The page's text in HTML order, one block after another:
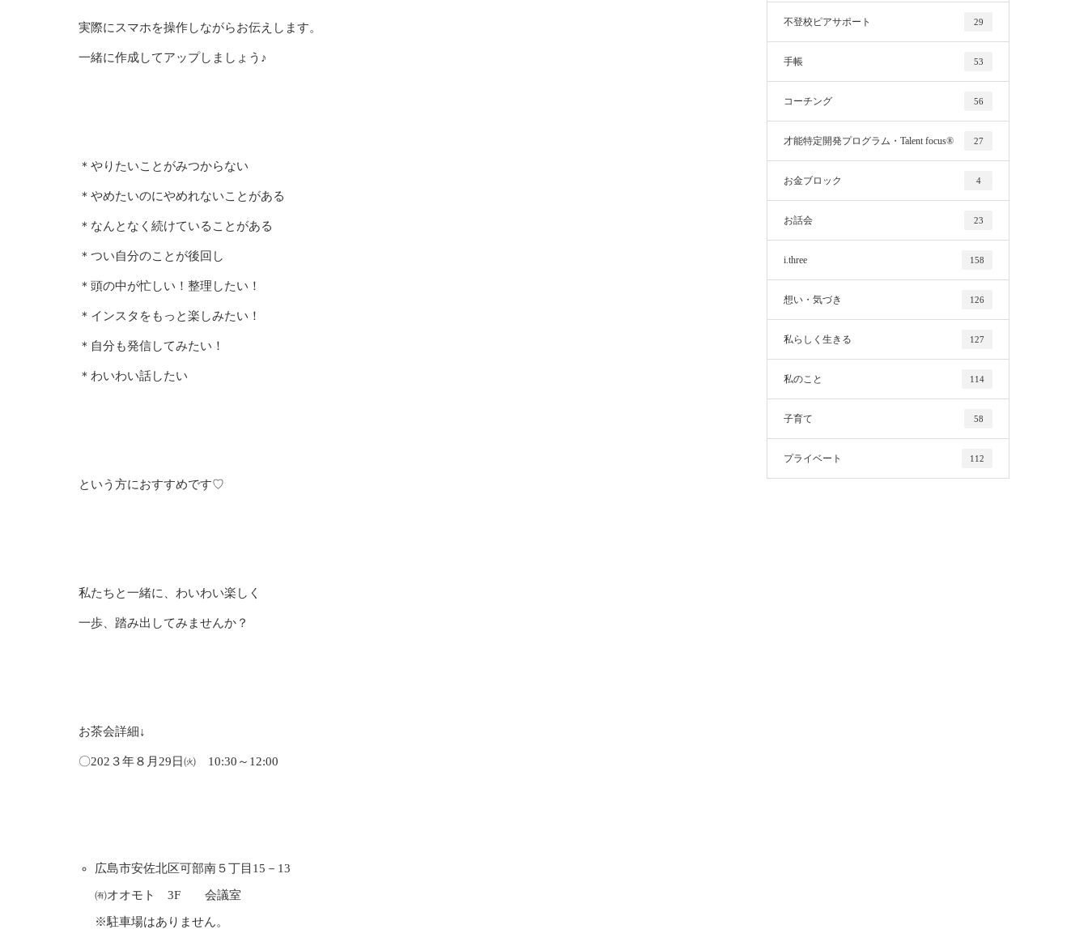
実際にスマホを操作しながらお伝えします。
一緒に作成してアップしましょう♪
＊やりたいことがみつからない
＊やめたいのにやめれないことがある
＊なんとなく続けていることがある
＊つい自分のことが後回し
＊頭の中が忙しい！整理したい！
＊インスタをもっと楽しみたい！
＊自分も発信してみたい！
＊わいわい話したい
という方におすすめです♡
私たちと一緒に、わいわい楽しく
一歩、踏み出してみませんか？
お茶会詳細↓
〇202３年８月29日㈫ 10:30～12:00
広島市安佐北区可部南５丁目15－13
㈲オオモト 3F 会議室
※駐車場はありません。
不登校ピアサポート 29
手帳 53
コーチング 56
才能特定開発プログラム・Talent focus® 27
お金ブロック 4
お話会 23
i.three 158
想い・気づき 126
私らしく生きる 127
私のこと 114
子育て 58
プライベート 112